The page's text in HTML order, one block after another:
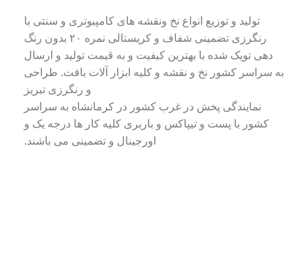
تولید و توزیع انواع نخ ونقشه های کامپیوتری و سنتی با
رنگرزی تضمینی شفاف و کریستالی نمره ۲۰ بدون رنگ
دهی توپک شده با بهترین کیفیت و به قیمت تولید و ارسال
به سراسر کشور نخ و نقشه و کلیه ابزار آلات بافت. طراحی
و رنگرزی تبریز
نمایندگی پخش در غرب کشور در کرمانشاه به سراسر
کشور با پست و تیپاکس و باربری کلیه کار ها درجه یک و
اورجینال و تضمینی می باشند.